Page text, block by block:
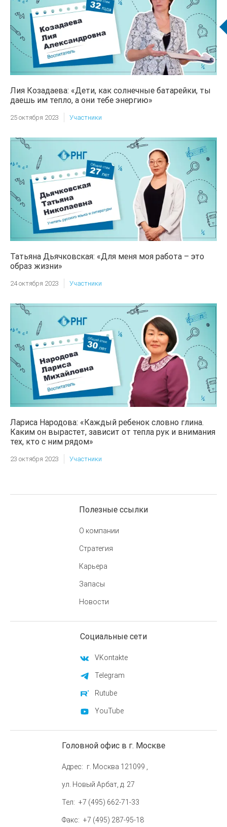
Лия Козадаева: «Дети, как солнечные батарейки, ты
даешь им тепло, а они тебе энергию»
25 октября 2023 Участники
Татьяна Дьячковская: «Для меня моя работа – это
образ жизни»
24 октября 2023 Участники
Лариса Народова: «Каждый ребенок словно глина.
Каким он вырастет, зависит от тепла рук и внимания
тех, кто с ним рядом»
23 октября 2023 Участники
Полезные ссылки
О компании
Стратегия
Карьера
Запасы
Новости
Социальные сети
VKontakte
Telegram
Rutube
YouTube
Головной офис в г. Москве
Адрес
г. Москва 121099 ,
ул. Новый Арбат, д. 27
Тел
+7 (495) 662-71-33
Факс
+7 (495) 287-95-18